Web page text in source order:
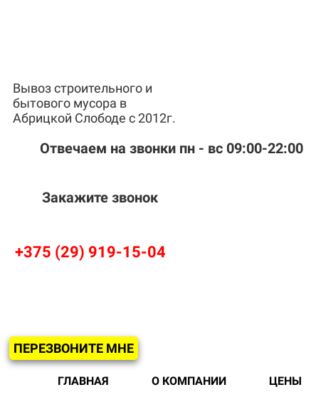
Вывоз строительного и
бытового мусора в
Абрицкой Слободе с 2012г.
Отвечаем на звонки пн - вс 09:00-22:00
Закажите звонок
+375 (29) 919-15-04
ПЕРЕЗВОНИТЕ МНЕ
ГЛАВНАЯ О КОМПАНИИ ЦЕНЫ